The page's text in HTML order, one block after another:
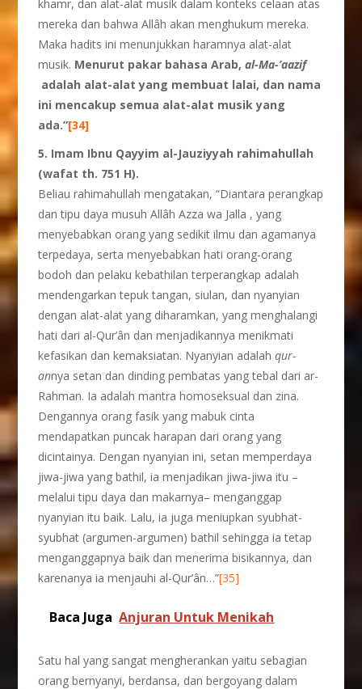
khamr, dan alat-alat musik dalam konteks celaan atas
mereka dan bahwa Allâh akan menghukum mereka.
Maka hadits ini menunjukkan haramnya alat-alat
musik. Menurut pakar bahasa Arab,al-Ma-’aazif
adalah alat-alat yang membuat lalai, dan nama
ini mencakup semua alat-alat musik yang
ada.”[34]
5. Imam Ibnu Qayyim al-Jauziyyah rahimahullah
(wafat th. 751 H).
Beliau rahimahullah mengatakan, “Diantara perangkap
dan tipu daya musuh Allâh Azza wa Jalla , yang
menyebabkan orang yang sedikit ilmu dan agamanya
terpedaya, serta menyebabkan hati orang-orang
bodoh dan pelaku kebathilan terperangkap adalah
mendengarkan tepuk tangan, siulan, dan nyanyian
dengan alat-alat yang diharamkan, yang menghalangi
hati dari al-Qur’ân dan menjadikannya menikmati
kefasikan dan kemaksiatan. Nyanyian adalahqur-
annya setan dan dinding pembatas yang tebal dari ar-
Rahman. Ia adalah mantra homoseksual dan zina.
Dengannya orang fasik yang mabuk cinta
mendapatkan puncak harapan dari orang yang
dicintainya. Dengan nyanyian ini, setan memperdaya
jiwa-jiwa yang bathil, ia menjadikan jiwa-jiwa itu –
melalui tipu daya dan makarnya– menganggap
nyanyian itu baik. Lalu, ia juga meniupkan syubhat-
syubhat (argumen-argumen) bathil sehingga ia tetap
menganggapnya baik dan menerima bisikannya, dan
karenanya ia menjauhi al-Qur’ân…”[35]
Baca Juga Anjuran Untuk Menikah
Satu hal yang sangat mengherankan yaitu sebagian
orang bernyanyi, berdansa, dan bergoyang dalam